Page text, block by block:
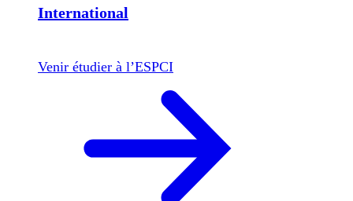
International
Venir étudier à l’ESPCI